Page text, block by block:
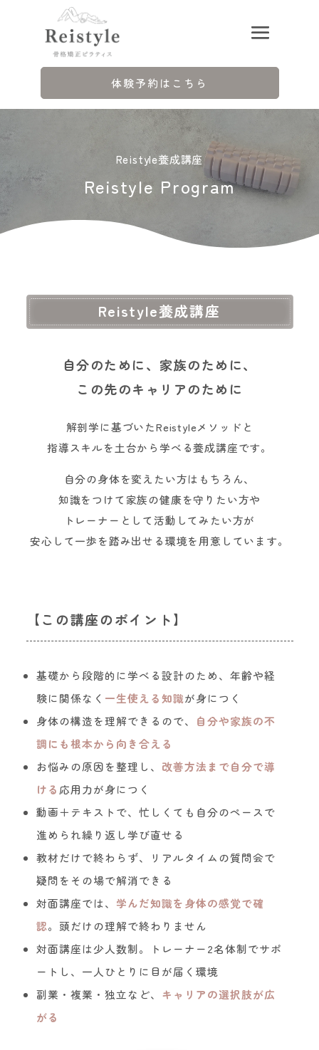
体験予約はこちら
Reistyle養成講座
Reistyle Program
Reistyle養成講座
自分のために、家族のために、
この先のキャリアのために
解剖学に基づいたReistyleメソッドと
指導スキルを土台から学べる養成講座です。
自分の身体を変えたい方はもちろん、
知識をつけて家族の健康を守りたい方や
トレーナーとして活動してみたい方が
安心して一歩を踏み出せる環境を用意しています。
【この講座のポイント】
基礎から段階的に学べる設計のため、年齢や経
験に関係なく 一生使える知識が身につく
身体の構造を理解できるので、
自分や家族の不
調にも根本から向き合える
お悩みの原因を整理し、 改善方法まで自分で導
ける 応用力が身につく
動画＋テキストで、忙しくても自分のペースで
進められ繰り返し学び直せる
教材だけで終わらず、リアルタイムの質問会で
疑問をその場で解消できる
対面講座では、 学んだ知識を身体の感覚で確
認。頭だけの理解で終わりません
対面講座は少人数制。トレーナー2名体制でサポ
ートし、一人ひとりに目が届く環境
副業・複業・独立など、 キャリアの選択肢が広
がる